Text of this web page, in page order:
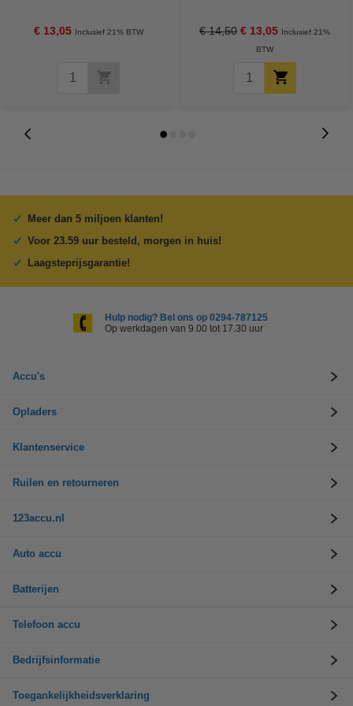
€ 13,05 Inclusief 21% BTW € 14,50 € 13,05 Inclusief 21%
BTW
Meer dan 5 miljoen klanten!
Voor 23.59 uur besteld, morgen in huis!
Laagsteprijsgarantie!
Hulp nodig? Bel ons op 0294-787125
Op werkdagen van 9.00 tot 17.30 uur
Accu's
Opladers
Klantenservice
Ruilen en retourneren
123accu.nl
Auto accu
Batterijen
Telefoon accu
Bedrijfsinformatie
Toegankelijkheidsverklaring